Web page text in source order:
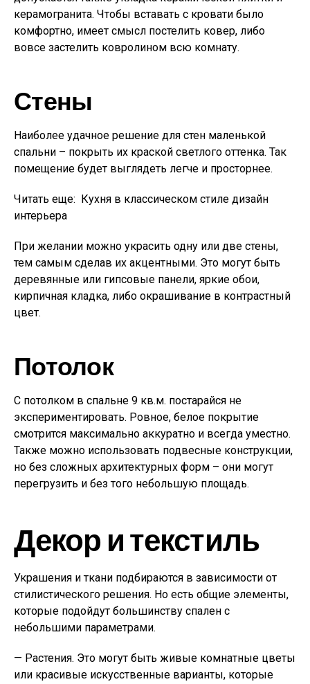
керамогранита. Чтобы вставать с кровати было
комфортно, имеет смысл постелить ковер, либо
вовсе застелить ковролином всю комнату.
Стены
Наиболее удачное решение для стен маленькой
спальни – покрыть их краской светлого оттенка. Так
помещение будет выглядеть легче и просторнее.
Читать еще: Кухня в классическом стиле дизайн
интерьера
При желании можно украсить одну или две стены,
тем самым сделав их акцентными. Это могут быть
деревянные или гипсовые панели, яркие обои,
кирпичная кладка, либо окрашивание в контрастный
цвет.
Потолок
С потолком в спальне 9 кв.м. постарайся не
экспериментировать. Ровное, белое покрытие
смотрится максимально аккуратно и всегда уместно.
Также можно использовать подвесные конструкции,
но без сложных архитектурных форм – они могут
перегрузить и без того небольшую площадь.
Декор и текстиль
Украшения и ткани подбираются в зависимости от
стилистического решения. Но есть общие элементы,
которые подойдут большинству спален с
небольшими параметрами.
— Растения. Это могут быть живые комнатные цветы
или красивые искусственные варианты, которые